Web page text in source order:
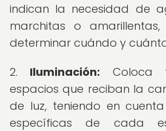
indican la necesidad de
marchitas o
determinar cuándo y
2. Iluminación: Coloca
espacios que reciban la
de luz, teniendo en
específicas de cada